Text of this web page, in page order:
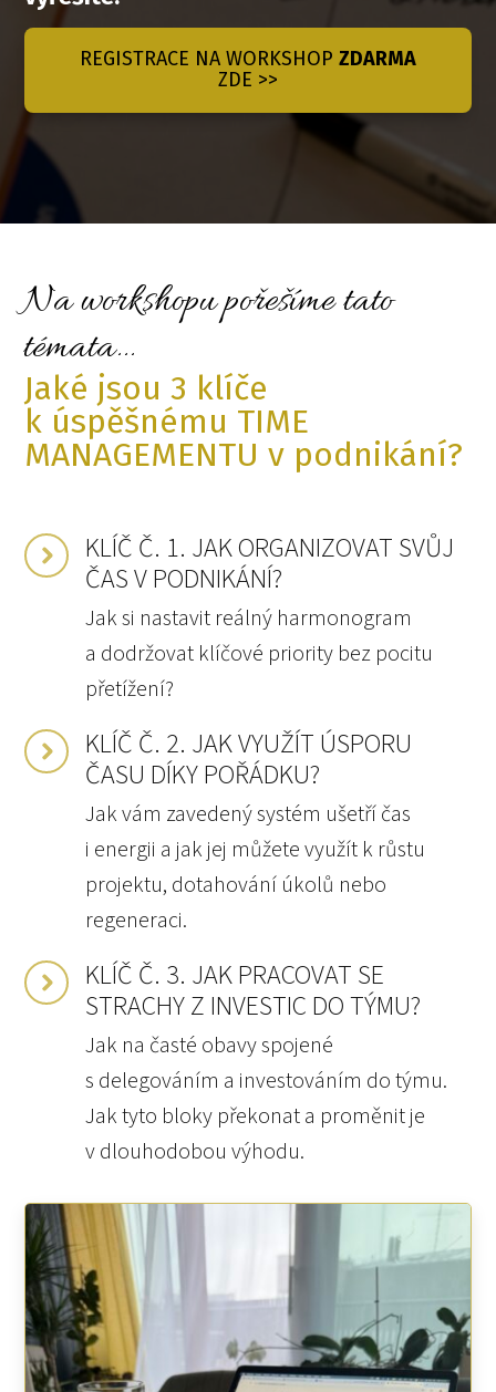
REGISTRACE NA WORKSHOP ZDARMA
ZDE >>
Na workshopu pořešíme tato
témata...
Jaké jsou 3 klíče
k úspěšnému TIME
MANAGEMENTU v podnikání?
KLÍČ Č. 1. JAK ORGANIZOVAT SVŮJ
ČAS V PODNIKÁNÍ?
Jak si nastavit reálný harmonogram
a dodržovat klíčové priority bez pocitu
přetížení?
KLÍČ Č. 2. JAK VYUŽÍT ÚSPORU
ČASU DÍKY POŘÁDKU?
Jak vám zavedený systém ušetří čas
i energii a jak jej můžete využít k růstu
projektu, dotahování úkolů nebo
regeneraci.
KLÍČ Č. 3. JAK PRACOVAT SE
STRACHY Z INVESTIC DO TÝMU?
Jak na časté obavy spojené
s delegováním a investováním do týmu.
Jak tyto bloky překonat a proměnit je
v dlouhodobou výhodu.